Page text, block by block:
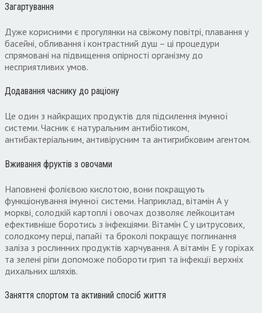
Загартування
Дуже корисними є прогулянки на свіжому повітрі, плавання у
басейні, обливання і контрастний душ – ці процедури
спрямовані на підвищення опірності організму до
несприятливих умов.
Додавання часнику до раціону
Це один з найкращих продуктів для підсилення імунної
системи. Часник є натуральним антибіотиком,
антибактеріальним, антивірусним та антигрибковим агентом.
Вживання фруктів з овочами
Наповнені фолієвою кислотою, вони покращують
функціонування імунної системи. Наприклад, вітамін А у
моркві, солодкій картоплі і овочах дозволяє лейкоцитам
ефективніше боротись з інфекціями. Вітамін C у цитрусових,
солодкому перці, папайї та броколі покращує поглинання
заліза з рослинних продуктів харчування. А вітамін E у горіхах
та зелені ріпи допоможе побороти грип та інфекції верхніх
дихальних шляхів.
Заняття спортом та активний спосіб життя